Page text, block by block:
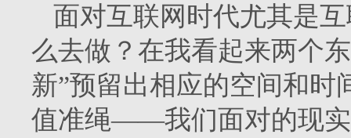
面对互联网时代尤其是
么去做？在我看起来两个
新”预留出相应的空间和
值准绳——我们面对的现实